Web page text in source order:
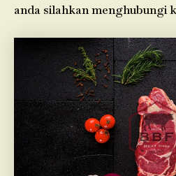
anda silahkan menghubungi